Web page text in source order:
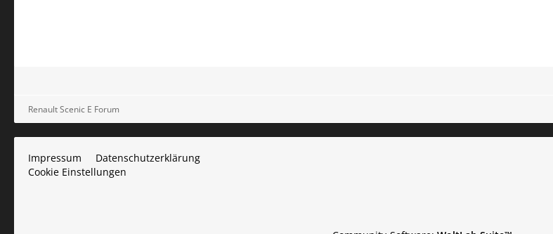
Renault Scenic E Forum
Impressum
Datenschutzerklärung
Cookie Einstellungen